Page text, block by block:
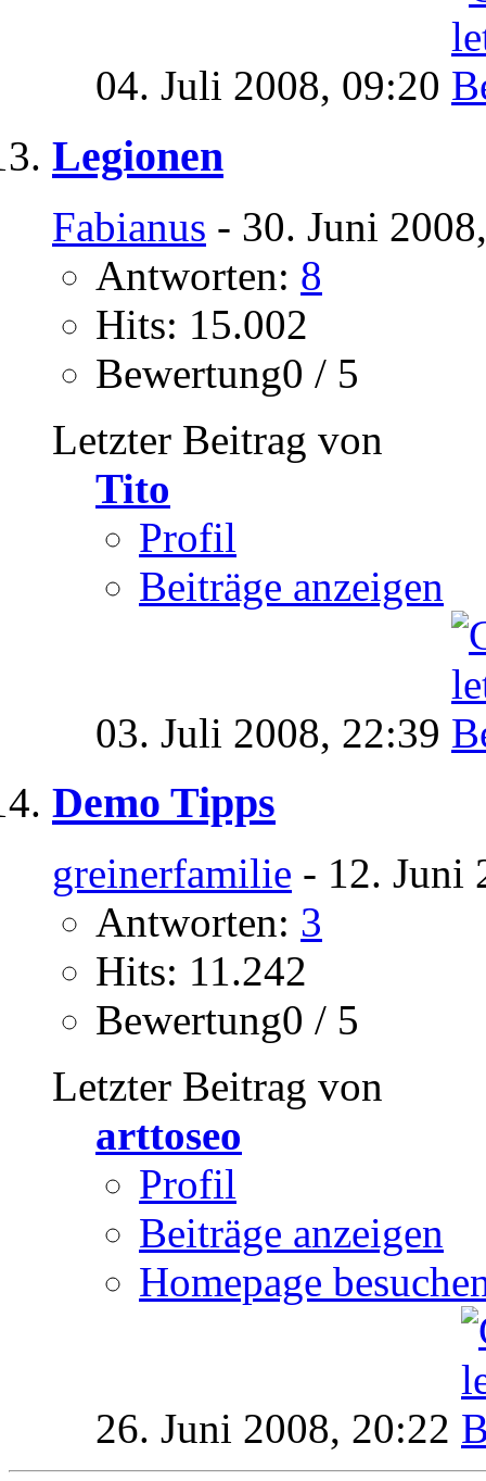
04. Juli 2008, 09:20
Legionen
Fabianus - 30. Juni
Antworten: 8
Hits: 15.002
Bewertung0 / 5
Letzter Beitrag von
Tito
Profil
Beiträge anzeigen
03. Juli 2008, 22:39
Demo Tipps
greinerfamilie - 12. Juni
Antworten: 3
Hits: 11.242
Bewertung0 / 5
Letzter Beitrag von
arttoseo
Profil
Beiträge anzeigen
Homepage
26. Juni 2008, 20:22